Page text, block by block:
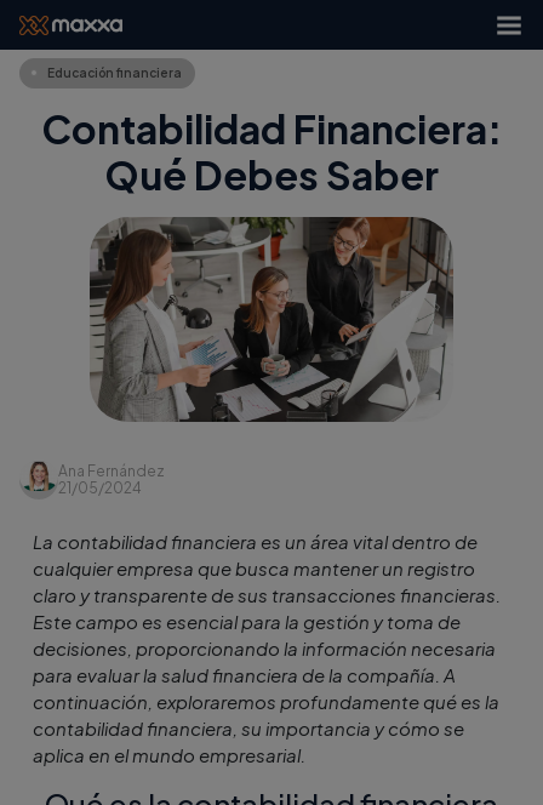
Educación financiera
Contabilidad Financiera:
Qué Debes Saber
Ana Fernández
21/05/2024
La contabilidad financiera es un área vital dentro de
cualquier empresa que busca mantener un registro
claro y transparente de sus transacciones financieras.
Este campo es esencial para la gestión y toma de
decisiones, proporcionando la información necesaria
para evaluar la salud financiera de la compañía. A
continuación, exploraremos profundamente qué es la
contabilidad financiera, su importancia y cómo se
aplica en el mundo empresarial.